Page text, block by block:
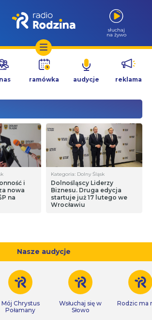
słuchaj
na żywo
ramówka audycje reklama
i
nowa
na
Kategoria: Dolny Śląsk
Dolnośląscy Liderzy
Biznesu. Druga edycja
startuje już 17 lutego we
Wrocławiu
Nasze audycje
Mój Chrystus
Połamany
Wsłuchaj się w
Słowo
Rodzic ma